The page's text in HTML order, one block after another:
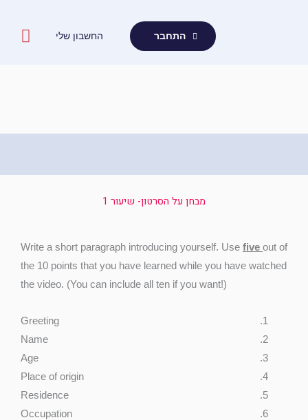
התחבר
החשבון שלי
מבחן על הסרטון- שיעור 1
Write a short paragraph introducing yourself. Use five out of
the 10 points that you have learned while you have watched
the video. (You can include all ten if you want!)
Greeting
Name
Age
Place of origin
Residence
Occupation